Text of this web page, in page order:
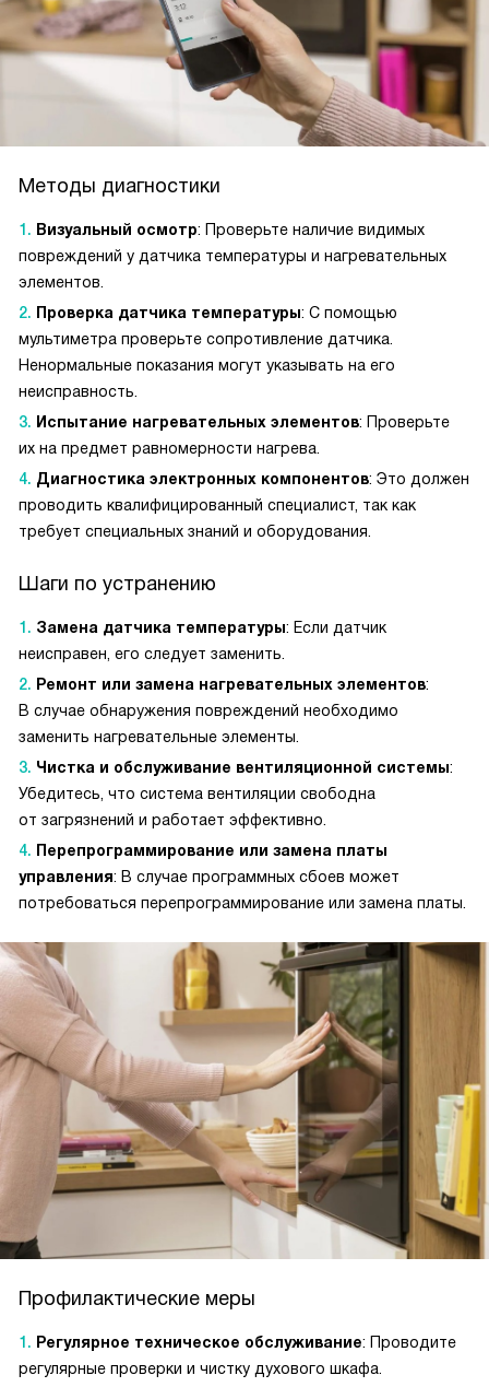
Методы диагностики
Визуальный осмотр: Проверьте наличие видимых
повреждений у датчика температуры и нагревательных
элементов.
Проверка датчика температуры: С помощью
мультиметра проверьте сопротивление датчика.
Ненормальные показания могут указывать на его
неисправность.
Испытание нагревательных элементов: Проверьте
их на предмет равномерности нагрева.
Диагностика электронных компонентов: Это должен
проводить квалифицированный специалист, так как
требует специальных знаний и оборудования.
Шаги по устранению
Замена датчика температуры: Если датчик
неисправен, его следует заменить.
Ремонт или замена нагревательных элементов:
В случае обнаружения повреждений необходимо
заменить нагревательные элементы.
Чистка и обслуживание вентиляционной системы:
Убедитесь, что система вентиляции свободна
от загрязнений и работает эффективно.
Перепрограммирование или замена платы
управления: В случае программных сбоев может
потребоваться перепрограммирование или замена платы.
Профилактические меры
Регулярное техническое обслуживание: Проводите
регулярные проверки и чистку духового шкафа.